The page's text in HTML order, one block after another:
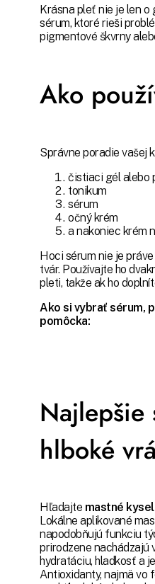
Krásna pleť nie je len
sérum, ktoré rieši
pigmentové škvrny
Ako
Správne poradie vašej
čistiaci gél alebo
tonikum
sérum
očný krém
a nakoniec krém
Hoci sérum nie je
tvár. Používajte ho
pleti, takže ak ho
Ako si vybrať sérum,
pomôcka:
Najlepšie
hlboké
Hľadajte mastné
Lokálne aplikované
napodobňujú funkciu
prirodzene nachádzajú
hydratáciu, hladkosť a
Antioxidanty, najmä vo